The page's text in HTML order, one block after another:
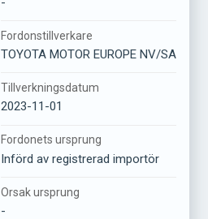
Fordonstillverkare
TOYOTA MOTOR EUROPE NV/SA
Tillverkningsdatum
2023-11-01
Fordonets ursprung
Införd av registrerad importör
Orsak ursprung
-